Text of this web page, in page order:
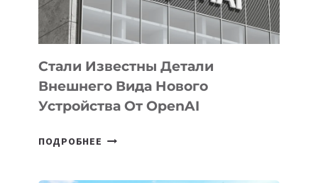
ИСКУССТВЕННОГО
ИНТЕЛЛЕКТА
Стали Известны Детали
Внешнего Вида Нового
Устройства От OpenAI
ПОДРОБНЕЕ СТАЛИ